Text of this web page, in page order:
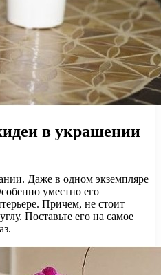
в украшении
Даже в одном экземпляре
уместно его
Причем, не стоит
Поставьте его на самое